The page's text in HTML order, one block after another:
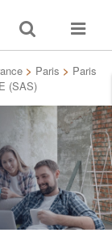
Toggle
search
Toggle
> Paris > Paris
(SAS)